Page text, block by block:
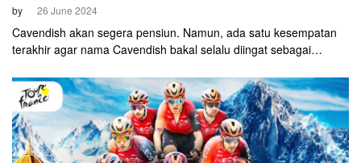
by 26 June 2024
Cavendish akan segera pensiun. Namun, ada satu kesempatan
terakhir agar nama Cavendish bakal selalu diingat sebagai
kemenangan etape lagi untuk melewati rekor 'GOAT' di dunia
balap sepeda, Eddy Merckx. Baik Cavendish dan Merckx sama-
sama menorehkan 34 kemenangan balapan etape di ajang Tour
de France.